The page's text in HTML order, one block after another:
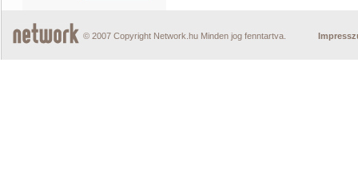
© 2007 Copyright Network.hu Minden jog fenntartva.